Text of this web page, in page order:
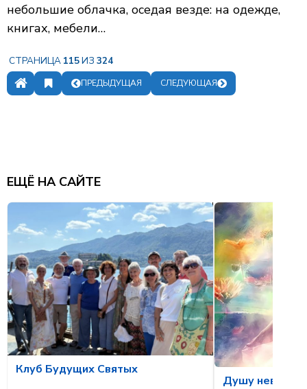
небольшие облачка, оседая везде: на одежде,
книгах, мебели…
СТРАНИЦА 115ИЗ324
ОГЛАВЛЕНИЕ
ЗАКЛАДКИПРЕДЫДУЩАЯ СЛЕДУЮЩАЯ
ЕЩЁ НА САЙТЕ
Клуб Будущих Святых
Душу